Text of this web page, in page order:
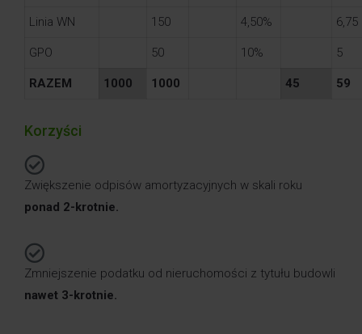
Linia WN 150 4,50% 6,75
GPO 50 10% 5
RAZEM 1000 1000 45 59
Korzyści
Zwiększenie odpisów amortyzacyjnych w skali roku
ponad 2-krotnie.
Zmniejszenie podatku od nieruchomości z tytułu budowli
nawet 3-krotnie.
Na etapie nabycia inwestycji (Asset deal).
W trakcie użytkowania inwestycji przez SPV,
warunków.